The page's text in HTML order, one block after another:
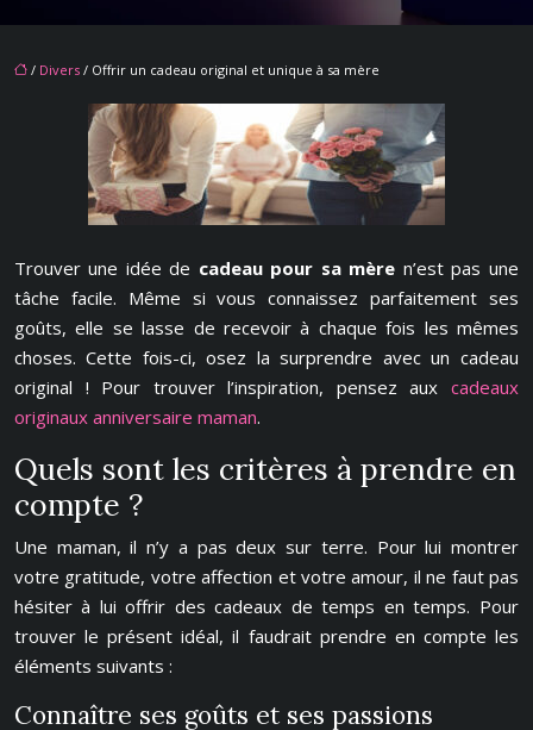
/ Divers / Offrir un cadeau original et unique à sa mère
Trouver une idée de cadeau pour sa mère n’est pas une
tâche facile. Même si vous connaissez parfaitement ses
goûts, elle se lasse de recevoir à chaque fois les mêmes
choses. Cette fois-ci, osez la surprendre avec un cadeau
original ! Pour trouver l’inspiration, pensez aux cadeaux
originaux anniversaire maman.
Quels sont les critères à prendre en
compte ?
Une maman, il n’y a pas deux sur terre. Pour lui montrer
votre gratitude, votre affection et votre amour, il ne faut pas
hésiter à lui offrir des cadeaux de temps en temps. Pour
trouver le présent idéal, il faudrait prendre en compte les
éléments suivants :
Connaître ses goûts et ses passions